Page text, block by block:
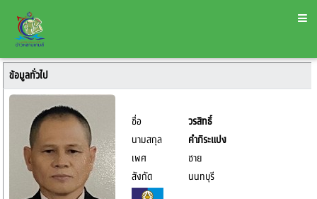
ข้อมูลทั่วไป
ชื่อ
วรสิทธิ์
นามสกุล
คำภิระแปง
เพศ
ชาย
สังกัด
นนทบุรี